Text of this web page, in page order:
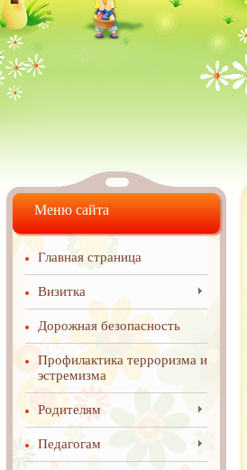
Меню сайта
Главная страница
Визитка
Дорожная безопасность
Профилактика терроризма и
эстремизма
Родителям
Педагогам